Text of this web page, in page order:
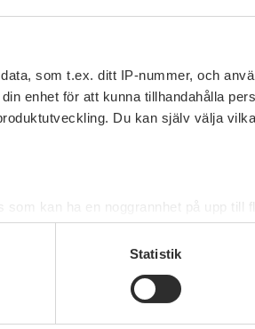
som t.ex. ditt IP-nummer, och
enhet för att kunna tillhandahålla
Du kan själv välja
kan ha en noggrannhet på upp till
för specifika kännetecken
och ställ in dina preferenser i
förklaringen.
Statistik
tror du gillar